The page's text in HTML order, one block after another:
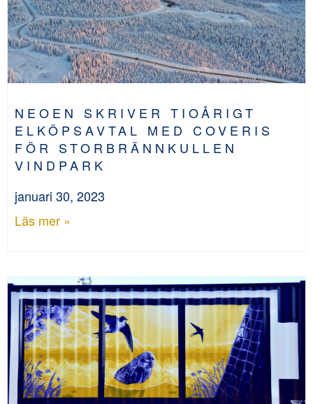
NEOEN SKRIVER TIOÅRIGT
ELKÖPSAVTAL MED COVERIS
FÖR STORBRÄNNKULLEN
VINDPARK
januari 30, 2023
Läs mer »